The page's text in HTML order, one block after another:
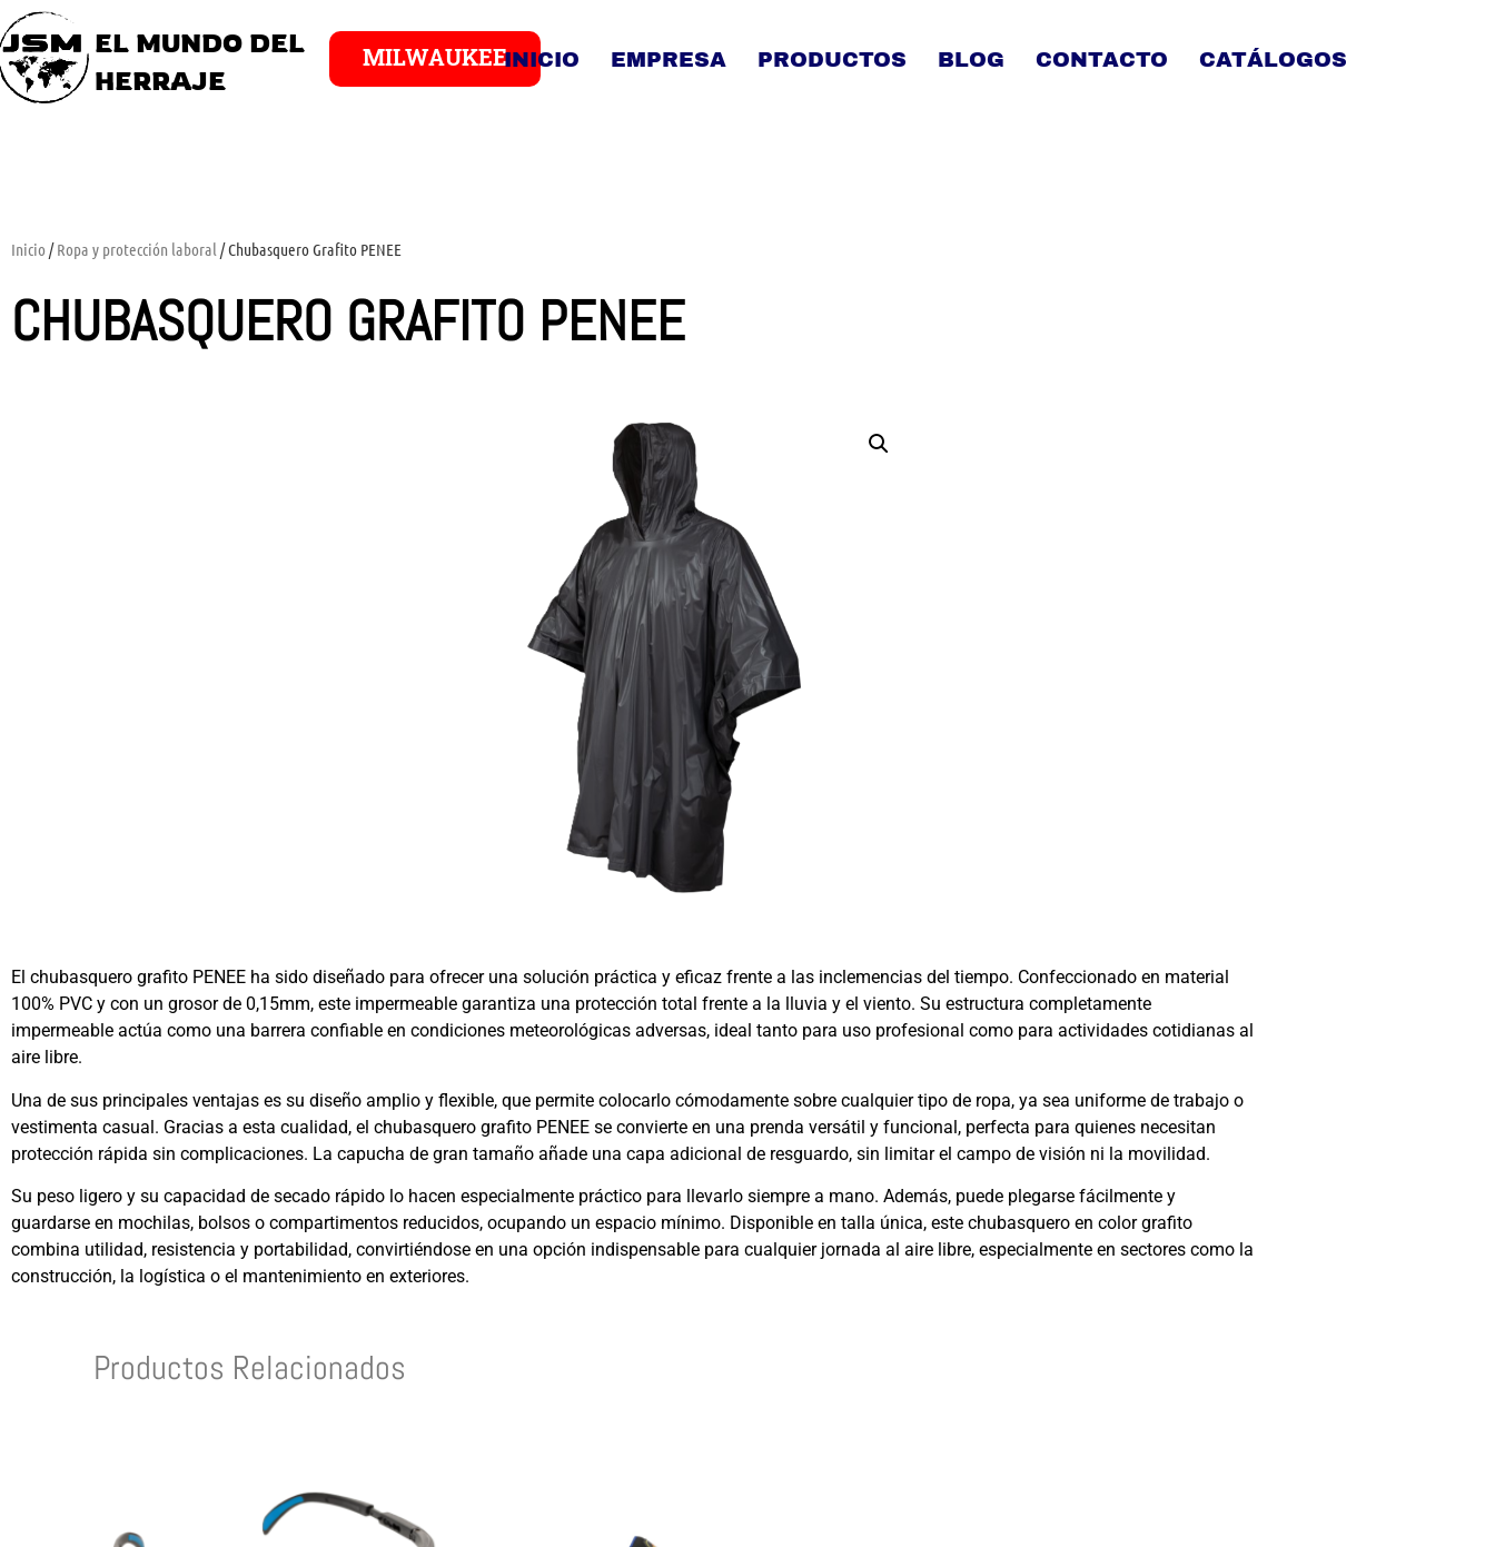
EL MUNDO DEL
HERRAJE
MILWAUKEEINICIO EMPRESA PRODUCTOS BLOG CONTACTO CATÁLOGOS
Inicio /Ropa y protección laboral / Chubasquero Grafito PENEE
CHUBASQUERO GRAFITO PENEE
El chubasquero grafito PENEE ha sido diseñado para ofrecer una solución práctica y eficaz frente a las inclemencias del tiempo. Confeccionado en material
100% PVC y con un grosor de 0,15mm, este impermeable garantiza una protección total frente a la lluvia y el viento. Su estructura completamente
impermeable actúa como una barrera confiable en condiciones meteorológicas adversas, ideal tanto para uso profesional como para actividades cotidianas al
aire libre.
Una de sus principales ventajas es su diseño amplio y flexible, que permite colocarlo cómodamente sobre cualquier tipo de ropa, ya sea uniforme de trabajo o
vestimenta casual. Gracias a esta cualidad, el chubasquero grafito PENEE se convierte en una prenda versátil y funcional, perfecta para quienes necesitan
protección rápida sin complicaciones. La capucha de gran tamaño añade una capa adicional de resguardo, sin limitar el campo de visión ni la movilidad.
Su peso ligero y su capacidad de secado rápido lo hacen especialmente práctico para llevarlo siempre a mano. Además, puede plegarse fácilmente y
guardarse en mochilas, bolsos o compartimentos reducidos, ocupando un espacio mínimo. Disponible en talla única, este chubasquero en color grafito
combina utilidad, resistencia y portabilidad, convirtiéndose en una opción indispensable para cualquier jornada al aire libre, especialmente en sectores como la
construcción, la logística o el mantenimiento en exteriores.
Productos Relacionados